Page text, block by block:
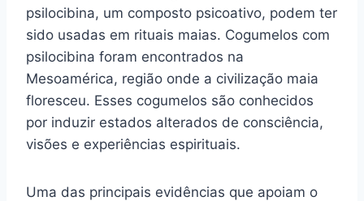
psilocibina, um composto psicoativo, podem ter
sido usadas em rituais maias. Cogumelos com
psilocibina foram encontrados na
Mesoamérica, região onde a civilização maia
floresceu. Esses cogumelos são conhecidos
por induzir estados alterados de consciência,
visões e experiências espirituais.
Uma das principais evidências que apoiam o